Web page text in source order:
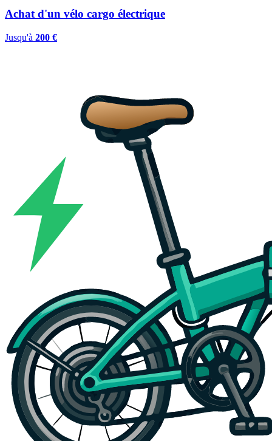
Achat d'un vélo cargo électrique
Jusqu'à 200 €